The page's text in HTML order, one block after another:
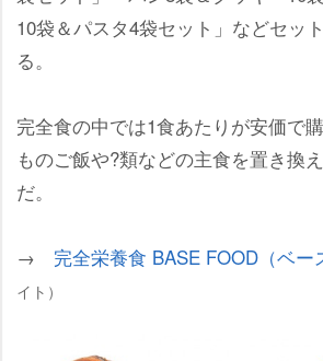
10袋＆パスタ4袋セット」などセッ
る。
完全食の中では1食あたりが安価で
ものご飯や?類などの主食を置き換
だ。
→ 完全栄養食 BASE FOOD（ベー
イト）